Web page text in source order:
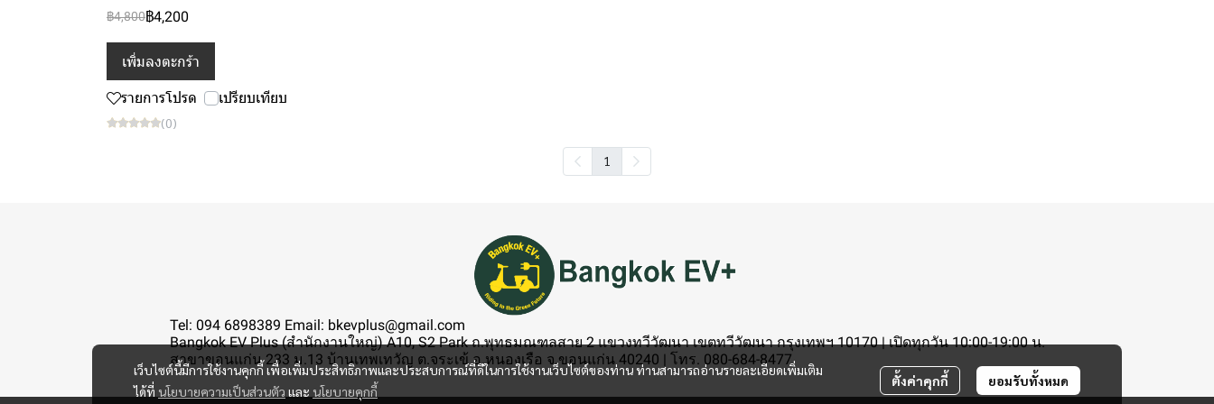
฿4,800฿4,200
เพิ่มลงตะกร้า
รายการโปรด เปรียบเทียบ
(0)
1
เว็บไซต์นี้มีการใช้งานคุกกี้ เพื่อเพิ่มประสิทธิภาพและประสบการณ์ที่ดีในการใช้งานเว็บไซต์ของท่าน ท่านสามารถอ่านรายละเอียดเพิ่มเติม
ได้ที่ นโยบายความเป็นส่วนตัว และ นโยบายคุกกี้
ตั้งค่าคุกกี้ ยอมรับทั้งหมด
Tel: 094 6898389 Email: bkevplus@gmail.com
Bangkok EV Plus (สำนักงานใหญ่) A10, S2 Park ถ.พุทธมณฑลสาย 2 แขวงทวีวัฒนา เขตทวีวัฒนา กรุงเทพฯ 10170 | เปิดทุกวัน 10:00-19:00 น.
สาขาขอนแก่น 233 ม.13 บ้านเทพเทวัญ ต.จระเข้ อ.หนองเรือ จ.ขอนแก่น 40240 | โทร. 080-684-8477